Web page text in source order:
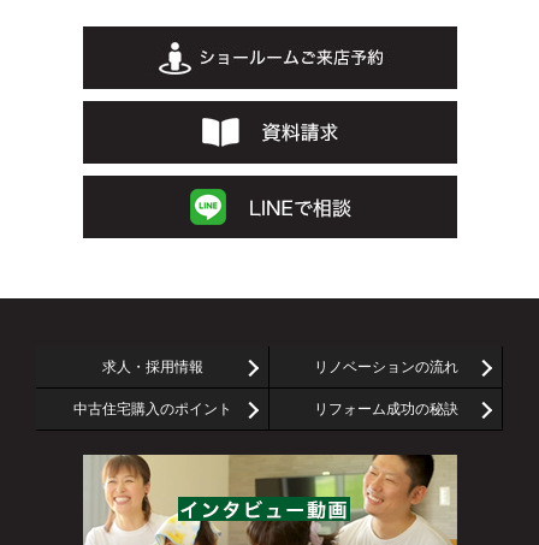
求人・採用情報 リノベーションの流れ
中古住宅購入のポイント リフォーム成功の秘訣